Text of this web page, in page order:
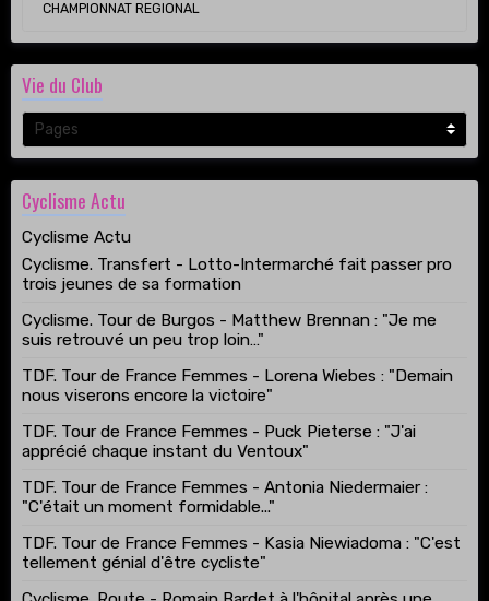
CHAMPIONNAT REGIONAL
Vie du Club
Cyclisme Actu
Cyclisme Actu
Cyclisme. Transfert - Lotto-Intermarché fait passer pro
trois jeunes de sa formation
Cyclisme. Tour de Burgos - Matthew Brennan : "Je me
suis retrouvé un peu trop loin…"
TDF. Tour de France Femmes - Lorena Wiebes : "Demain
nous viserons encore la victoire"
TDF. Tour de France Femmes - Puck Pieterse : "J'ai
apprécié chaque instant du Ventoux"
TDF. Tour de France Femmes - Antonia Niedermaier :
"C'était un moment formidable..."
TDF. Tour de France Femmes - Kasia Niewiadoma : "C'est
tellement génial d'être cycliste"